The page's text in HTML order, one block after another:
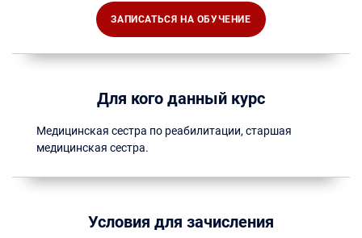
ЗАПИСАТЬСЯ НА ОБУЧЕНИЕ
Для кого данный курс
Медицинская сестра по реабилитации, старшая
медицинская сестра.
Условия для зачисления